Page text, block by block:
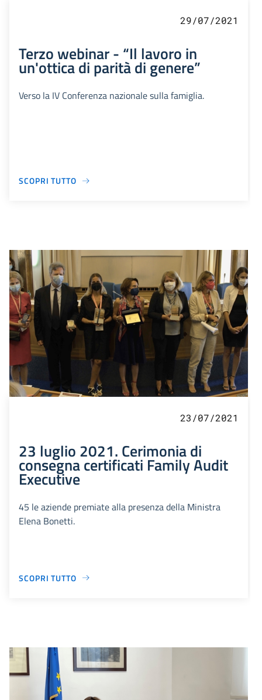
29/07/2021
Terzo webinar - “Il lavoro in
un'ottica di parità di genere”
Verso la IV Conferenza nazionale sulla famiglia.
SCOPRI TUTTO
23/07/2021
23 luglio 2021. Cerimonia di
consegna certificati Family Audit
Executive
45 le aziende premiate alla presenza della Ministra
Elena Bonetti.
SCOPRI TUTTO